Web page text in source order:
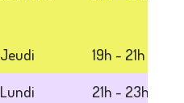
Jeudi
19h - 21h
Lundi
21h - 23h